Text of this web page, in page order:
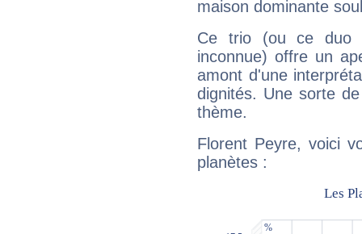
maison dominante
Ce trio (ou ce duo
inconnue) offre un
amont d'une
dignités. Une sorte
thème.
Florent Peyre, voici
planètes :